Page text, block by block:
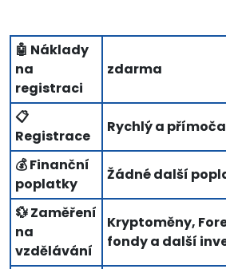
🤖 Náklady
na
registraci
zdarma
📋
Registrace
Rychlý a
💰 Finanční
poplatky
Žádné další
💱 Zaměření
na
vzdělávání
Kryptoměny,
fondy a další